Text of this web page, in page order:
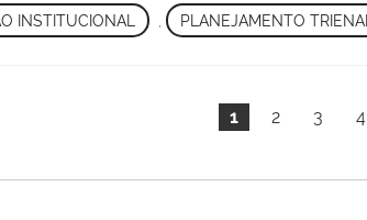
INSTITUCIONAL PLANEJAMENTO TRIENAL
1 2 3 4